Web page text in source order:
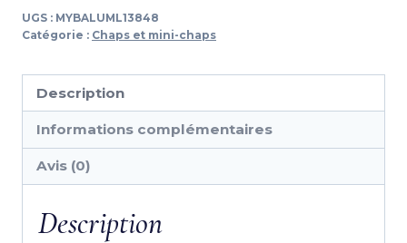
chaps
busato
UGS : MYBALUML13848
Catégorie : Chaps et mini-chaps
Description
Informations complémentaires
Avis (0)
Description